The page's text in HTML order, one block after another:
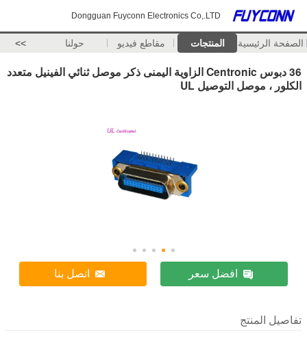
Dongguan Fuyconn Electronics Co,.LTD
الصفحة الرئيسية المنتجات مقاطع فيديو حولنا >>
36 دبوس Centronic الزاوية اليمنى ذكر موصل ثنائي الفينيل متعدد
الكلور ، موصل التوصيل UL
افضل سعر اتصل بنا
تفاصيل المنتج